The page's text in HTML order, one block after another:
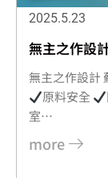
2025.5.23
無主之作設
無主之作設計
原料安全
室…
more